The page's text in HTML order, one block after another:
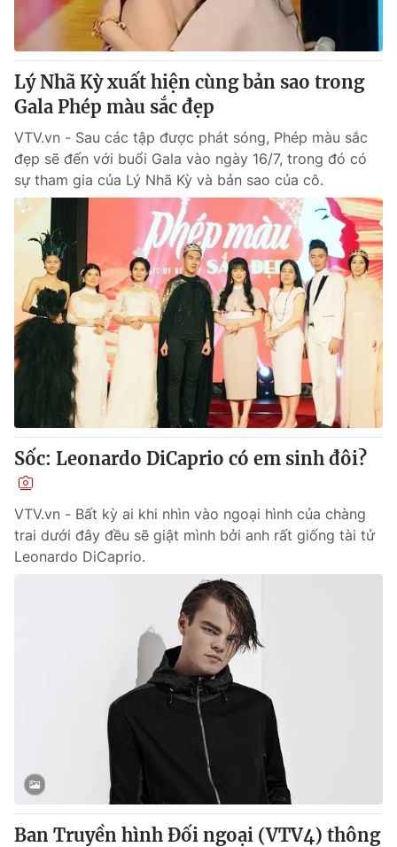
® Cấm sao chép dưới mọi hình thức nếu không có sự chấp
thuận bằng văn bản. Ghi rõ nguồn VTV.vn khi phát hành lại
thông tin từ website này.
Lý Nhã Kỳ xuất hiện cùng bản sao trong
Gala Phép màu sắc đẹp
VTV.vn - Sau các tập được phát sóng, Phép màu sắc
đẹp sẽ đến với buổi Gala vào ngày 16/7, trong đó có
sự tham gia của Lý Nhã Kỳ và bản sao của cô.
Sốc: Leonardo DiCaprio có em sinh đôi?
VTV.vn - Bất kỳ ai khi nhìn vào ngoại hình của chàng
trai dưới đây đều sẽ giật mình bởi anh rất giống tài tử
Leonardo DiCaprio.
Ban Truyền hình Đối ngoại (VTV4) thông